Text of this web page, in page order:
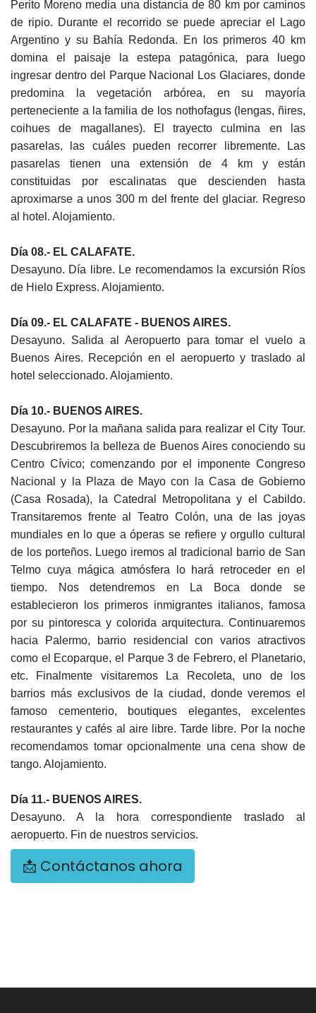
Perito Moreno media una distancia de 80 km por caminos
de ripio. Durante el recorrido se puede apreciar el Lago
Argentino y su Bahía Redonda. En los primeros 40 km
domina el paisaje la estepa patagónica, para luego
ingresar dentro del Parque Nacional Los Glaciares, donde
predomina la vegetación arbórea, en su mayoría
perteneciente a la familia de los nothofagus (lengas, ñires,
coihues de magallanes). El trayecto culmina en las
pasarelas, las cuáles pueden recorrer libremente. Las
pasarelas tienen una extensión de 4 km y están
constituidas por escalinatas que descienden hasta
aproximarse a unos 300 m del frente del glaciar. Regreso
al hotel. Alojamiento.
Día 08.- EL CALAFATE.
Desayuno. Día libre. Le recomendamos la excursión Ríos
de Hielo Express. Alojamiento.
Día 09.- EL CALAFATE - BUENOS AIRES.
Desayuno. Salida al Aeropuerto para tomar el vuelo a
Buenos Aires. Recepción en el aeropuerto y traslado al
hotel seleccionado. Alojamiento.
Día 10.- BUENOS AIRES.
Desayuno. Por la mañana salida para realizar el City Tour.
Descubriremos la belleza de Buenos Aires conociendo su
Centro Cívico; comenzando por el imponente Congreso
Nacional y la Plaza de Mayo con la Casa de Gobierno
(Casa Rosada), la Catedral Metropolitana y el Cabildo.
Transitaremos frente al Teatro Colón, una de las joyas
mundiales en lo que a óperas se refiere y orgullo cultural
de los porteños. Luego iremos al tradicional barrio de San
Telmo cuya mágica atmósfera lo hará retroceder en el
tiempo. Nos detendremos en La Boca donde se
establecieron los primeros inmigrantes italianos, famosa
por su pintoresca y colorida arquitectura. Continuaremos
hacia Palermo, barrio residencial con varios atractivos
como el Ecoparque, el Parque 3 de Febrero, el Planetario,
etc. Finalmente visitaremos La Recoleta, uno de los
barrios más exclusivos de la ciudad, donde veremos el
famoso cementerio, boutiques elegantes, excelentes
restaurantes y cafés al aire libre. Tarde libre. Por la noche
recomendamos tomar opcionalmente una cena show de
tango. Alojamiento.
Día 11.- BUENOS AIRES.
Desayuno. A la hora correspondiente traslado al
aeropuerto. Fin de nuestros servicios.
📩 Contáctanos ahora